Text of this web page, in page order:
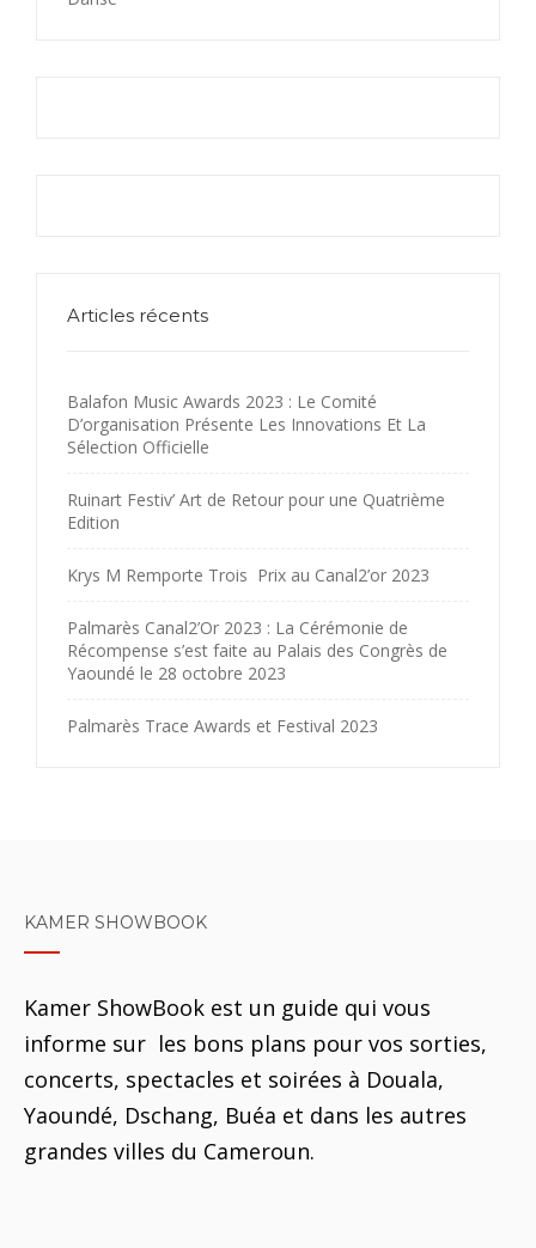
Articles récents
Balafon Music Awards 2023 : Le Comité
D’organisation Présente Les Innovations Et La
Sélection Officielle
Ruinart Festiv’ Art de Retour pour une Quatrième
Edition
Krys M Remporte Trois Prix au Canal2’or 2023
Palmarès Canal2’Or 2023 : La Cérémonie de
Récompense s’est faite au Palais des Congrès de
Yaoundé le 28 octobre 2023
Palmarès Trace Awards et Festival 2023
KAMER SHOWBOOK
Kamer ShowBook est un guide qui vous
informe sur les bons plans pour vos sorties,
concerts, spectacles et soirées à Douala,
Yaoundé, Dschang, Buéa et dans les autres
grandes villes du Cameroun.